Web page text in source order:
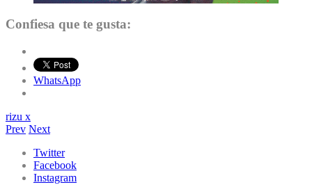
Confiesa que te gusta:
WhatsApp
rizu x
Prev Next
Twitter
Facebook
Instagram